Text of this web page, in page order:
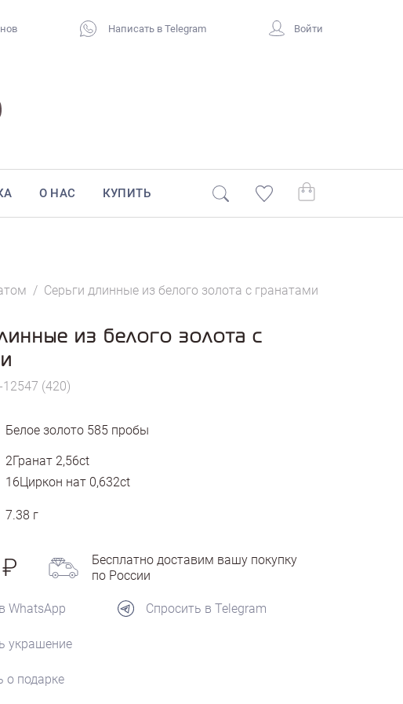
Написать в Telegram Войти
О НАС КУПИТЬ
/ Серьги длинные из белого золота с гранатами
из белого золота с
12547 (420)
Белое золото 585 пробы
2Гранат 2,56ct
16Циркон нат 0,632ct
7.38 г
Бесплатно доставим вашу покупку
по России
WhatsApp Спросить в Telegram
украшение
о подарке